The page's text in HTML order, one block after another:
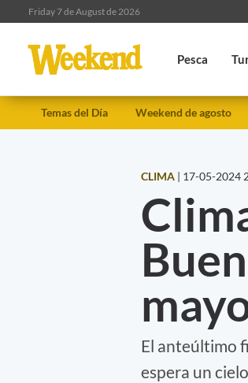
Friday 7 de August de 2026
Pesca
Temas del Día Weekend de agosto
CLIMA | 17-05-2024
El anteúltimo
espera un